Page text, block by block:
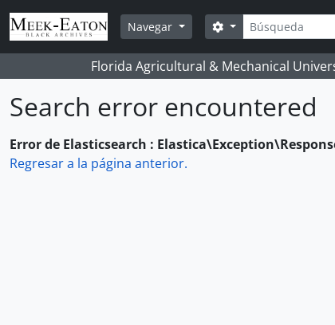
Skip to main content
Navegar
Búsqueda
Search options
Florida Agricultural & Mechanical
Search error encountered
Error de Elasticsearch :
Regresar a la página anterior.